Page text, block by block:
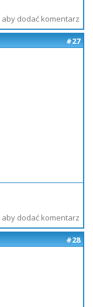
aby dodać komentarz
#27
aby dodać komentarz
#28